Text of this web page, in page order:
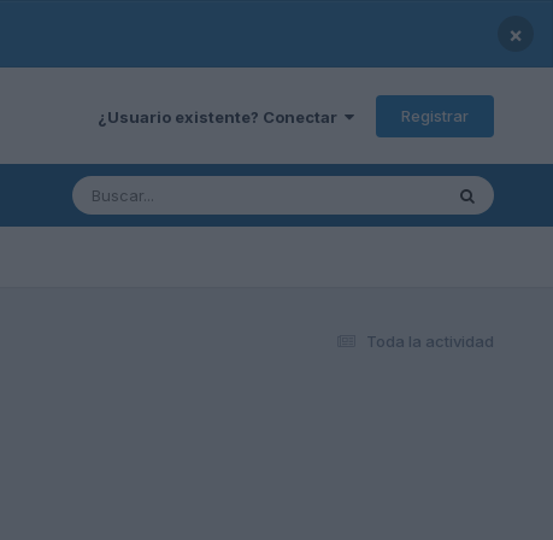
×
¿Usuario existente? Conectar Registrar
Toda la actividad